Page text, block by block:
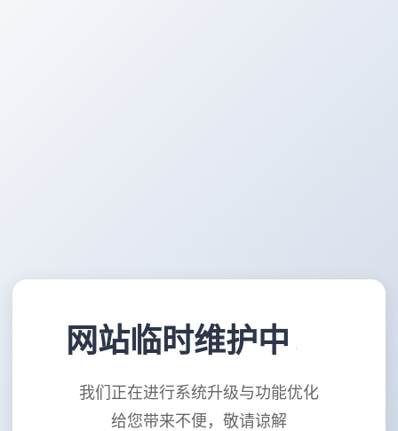
网站临时维护中
我们正在进行系统升级与功能优化
给您带来不便，敬请谅解